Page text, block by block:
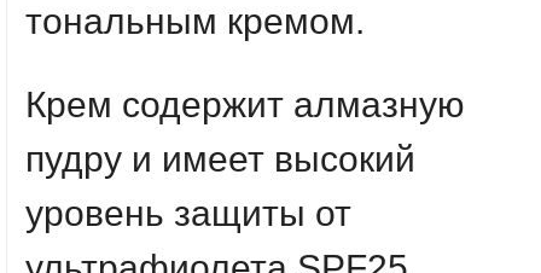
тональным кремом.
Крем содержит алмазную
пудру и имеет высокий
уровень защиты от